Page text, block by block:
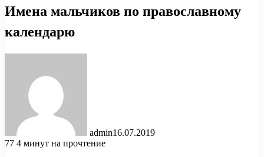
Имена мальчиков по православному
календарю
admin16.07.2019
77 4 минут на прочтение